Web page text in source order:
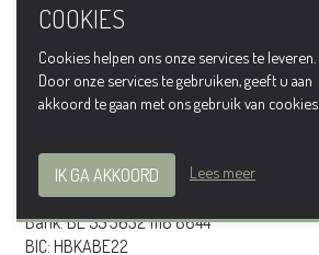
CONTACTGEGEVENS
Apotheek Naessens-Cleeren
Turnhoutsebaan 459, 2970 Schilde
Tel.: +32 3 385 91 46
info@apotheeknaessenscleeren.be
BTW: BE 0767 806 369
Bank: BE 55 3632 1118 8844
BIC: HBKABE22
COOKIES
Cookies helpen ons onze services te leveren.
Door onze services te gebruiken, geeft u aan
akkoord te gaan met ons gebruik van cookies.
IK GA AKKOORD Lees meer